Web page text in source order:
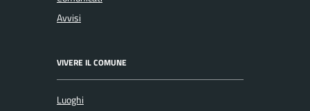
Avvisi
VIVERE IL COMUNE
Luoghi